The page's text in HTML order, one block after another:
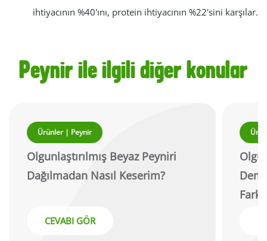
ihtiyacının %40'ını, protein ihtiyacının %22'sini karşılar.
Peynir ile ilgili diğer konular
Ürünler | Peynir
Olgunlaştırılmış Beyaz Peyniri
Dağılmadan Nasıl Keserim?
CEVABI GÖR